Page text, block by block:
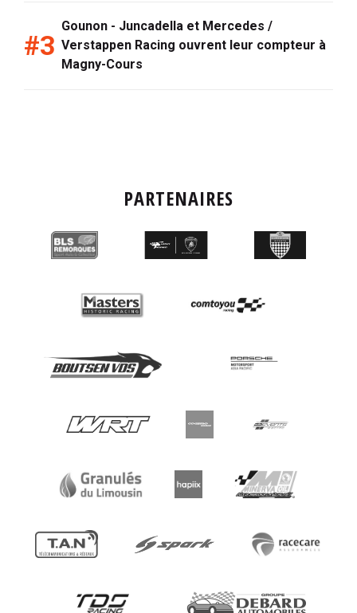
Gounon - Juncadella et Mercedes /
Verstappen Racing ouvrent leur compteur à
Magny-Cours
PARTENAIRES